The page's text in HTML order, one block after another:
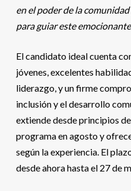
en el poder de la
para guiar este
El candidato ideal cuenta
jóvenes, excelentes
liderazgo, y un firme
inclusión y el desarrollo
extiende desde principios
programa en agosto y
según la experiencia. El
desde ahora hasta el 27 de